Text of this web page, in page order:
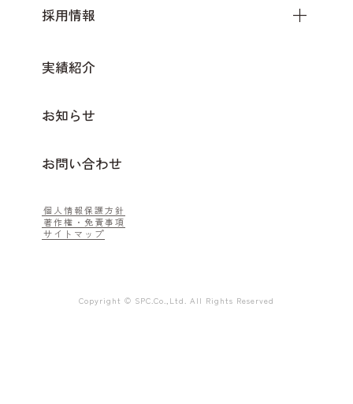
採用情報
実績紹介
お知らせ
お問い合わせ
個人情報保護方針
著作権・免責事項
サイトマップ
Copyright © SPC.Co.,Ltd. All Rights Reserved